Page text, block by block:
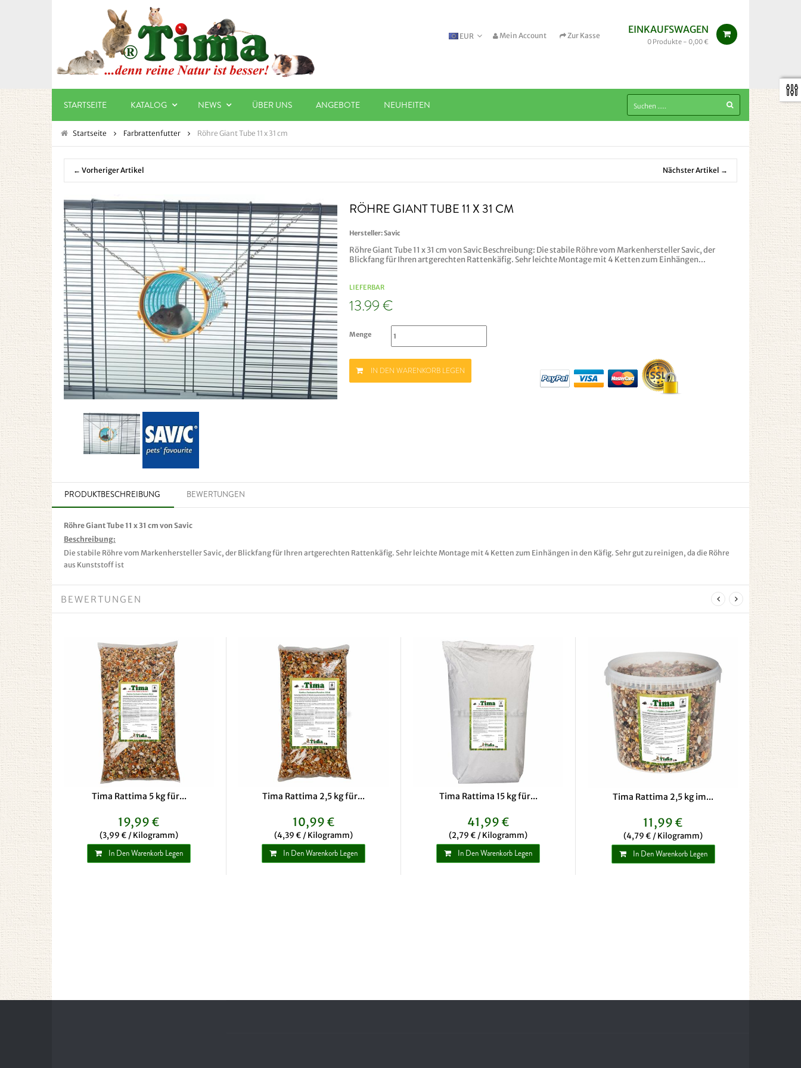
EINKAUFSWAGEN
0 Produkte - 0,00 €
Mein Account Zur Kasse
EUR
STARTSEITE KATALOG NEWS ÜBER UNS ANGEBOTE NEUHEITEN
Startseite Farbrattenfutter Röhre Giant Tube 11 x 31 cm
← Vorheriger Artikel Nächster Artikel →
RÖHRE GIANT TUBE 11 X 31 CM
Hersteller:Savic
Röhre Giant Tube 11 x 31 cm von Savic Beschreibung: Die stabile Röhre vom Markenhersteller Savic, der
Blickfang für Ihren artgerechten Rattenkäfig. Sehr leichte Montage mit 4 Ketten zum Einhängen...
LIEFERBAR
13.99 €
Menge
IN DEN WARENKORB LEGEN
PRODUKTBESCHREIBUNG BEWERTUNGEN
Röhre Giant Tube 11 x 31 cm von Savic
Beschreibung:
Die stabile Röhre vom Markenhersteller Savic, der Blickfang für Ihren artgerechten Rattenkäfig. Sehr leichte Montage mit 4 Ketten zum Einhängen in den Käfig. Sehr gut zu reinigen, da die Röhre
aus Kunststoff ist
BEWERTUNGEN
Tima Rattima 5 kg für...
19,99 €
(3,99 € / Kilogramm)
In Den Warenkorb Legen
Tima Rattima 2,5 kg für...
10,99 €
(4,39 € / Kilogramm)
In Den Warenkorb Legen
Tima Rattima 15 kg für...
41,99 €
(2,79 € / Kilogramm)
In Den Warenkorb Legen
Tima Rattima 2,5 kg im...
11,99 €
(4,79 € / Kilogramm)
In Den Warenkorb Legen
Tima